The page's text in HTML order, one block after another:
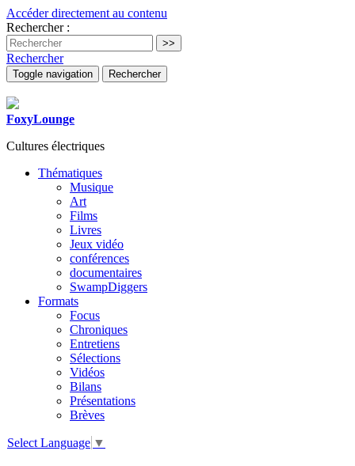
Accéder directement au contenu
Rechercher :
Rechercher
Toggle navigation Rechercher
FoxyLounge
Cultures électriques
Thématiques
Musique
Art
Films
Livres
Jeux vidéo
conférences
documentaires
SwampDiggers
Formats
Focus
Chroniques
Entretiens
Sélections
Vidéos
Bilans
Présentations
Brèves
Select Language ▼